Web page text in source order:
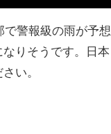
警報級の雨が予想
りそうです。日本
い。